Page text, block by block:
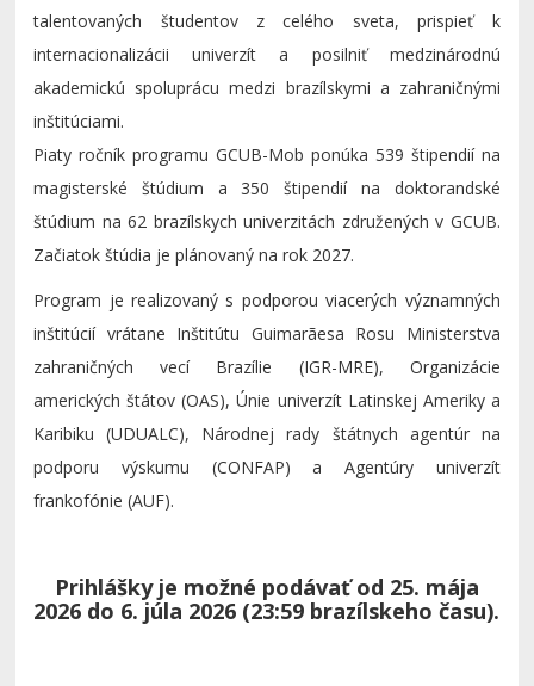
talentovaných študentov z celého sveta, prispieť k
internacionalizácii univerzít a posilniť medzinárodnú
akademickú spoluprácu medzi brazílskymi a zahraničnými
inštitúciami.
Piaty ročník programu GCUB-Mob ponúka 539 štipendií na
magisterské štúdium a 350 štipendií na doktorandské
štúdium na 62 brazílskych univerzitách združených v GCUB.
Začiatok štúdia je plánovaný na rok 2027.
Program je realizovaný s podporou viacerých významných
inštitúcií vrátane Inštitútu Guimarãesa Rosu Ministerstva
zahraničných vecí Brazílie (IGR-MRE), Organizácie
amerických štátov (OAS), Únie univerzít Latinskej Ameriky a
Karibiku (UDUALC), Národnej rady štátnych agentúr na
podporu výskumu (CONFAP) a Agentúry univerzít
frankofónie (AUF).
Prihlášky je možné podávať od 25. mája
2026 do 6. júla 2026 (23:59 brazílskeho času).